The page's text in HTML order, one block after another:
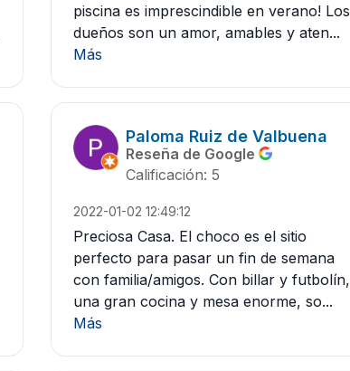
piscina es imprescindible en verano! Los
dueños son un amor, amables y aten...
Más
Paloma Ruiz de Valbuena
Reseña de Google
Calificación: 5
2022-01-02 12:49:12
Preciosa Casa. El choco es el sitio
perfecto para pasar un fin de semana
con familia/amigos. Con billar y futbolín,
una gran cocina y mesa enorme, so...
Más